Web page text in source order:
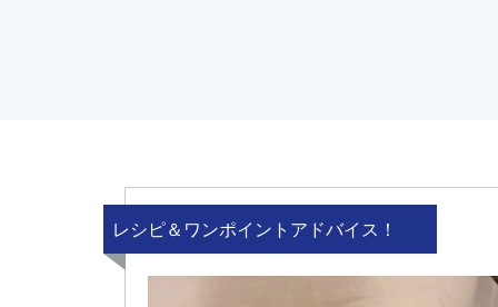
レシピ＆ワンポイントアドバイス！